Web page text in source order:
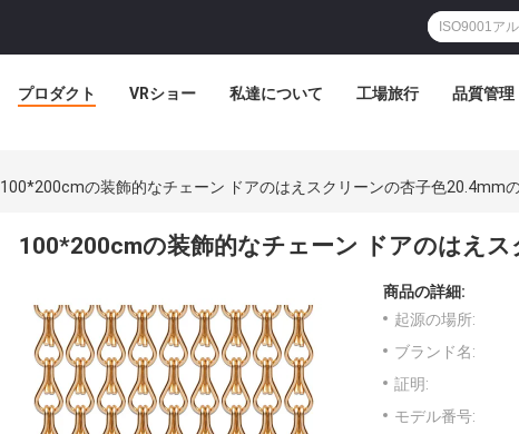
プロダクト VRショー 私達について 工場旅行 品質管理
100*200cmの装飾的なチェーン ドアのはえスクリーンの杏子色20.4mm
100*200cmの装飾的なチェーン ドアのはえ
商品の詳細:
起源の場所:
ブランド名:
証明:
モデル番号: